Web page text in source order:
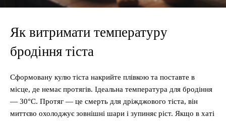
Як витримати температуру
бродіння тіста
Сформовану кулю тіста накрийте плівкою та поставте в
місце, де немає протягів. Ідеальна температура для бродіння
— 30°C. Протяг — це смерть для дріжджового тіста, він
миттєво охолоджує зовнішні шари і зупиняє ріст. Якщо в хаті